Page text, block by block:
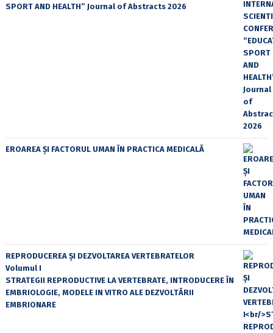
SPORT AND HEALTH” Journal of Abstracts 2026
EROAREA ȘI FACTORUL UMAN ÎN PRACTICA MEDICALĂ
REPRODUCEREA ȘI DEZVOLTAREA VERTEBRATELOR
Volumul I
STRATEGII REPRODUCTIVE LA VERTEBRATE, INTRODUCERE ÎN
EMBRIOLOGIE, MODELE IN VITRO ALE DEZVOLTĂRII
EMBRIONARE